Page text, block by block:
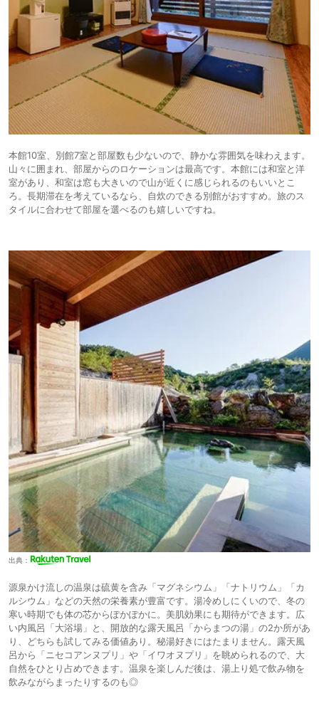
本館10室、別館7室と部屋数も少ないので、静かな雰囲気を味わえます。
山々に囲まれ、部屋からのロケーションは最高です。本館には和室と洋
室があり、和室は窓も大きいので山が近くに感じられるのもいいとこ
ろ。長期滞在を考えているなら、自炊のできる別館がおすすめ。旅のス
タイルに合わせて部屋を選べるのも嬉しいですね。
出典：
源泉かけ流しの温泉は硫黄を含み「マグネシウム」「ナトリウム」「カ
ルシウム」などの天然の栄養素が豊富です。湯冷めしにくいので、冬の
寒い時期でも体の芯からぽかぽかに。美肌効果にも期待ができます。広
い内風呂「大浴場」と、開放的な露天風呂「からまつの湯」の2か所があ
り、どちらも試してみる価値あり。秘湯好きにはたまりません。露天風
呂から「ニセコアンヌプリ」や「イワオヌプリ」を眺められるので、大
自然をひとり占めできます。温泉を楽しんだ後は、湯上り処で飲み物を
飲みながらまったりするのも◎